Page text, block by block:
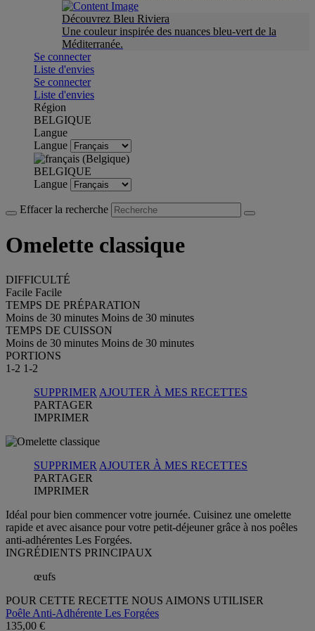
Découvrez Bleu Riviera
Une couleur inspirée des nuances bleu-vert de la
Méditerranée.
Se connecter
Liste d'envies
Se connecter
Liste d'envies
Région
BELGIQUE
Langue
Langue
BELGIQUE
Langue
Effacer la recherche
Omelette classique
DIFFICULTÉ
Facile Facile
TEMPS DE PRÉPARATION
Moins de 30 minutes Moins de 30 minutes
TEMPS DE CUISSON
Moins de 30 minutes Moins de 30 minutes
PORTIONS
1-2 1-2
SUPPRIMER AJOUTER À MES RECETTES
PARTAGER
IMPRIMER
SUPPRIMER AJOUTER À MES RECETTES
PARTAGER
IMPRIMER
Idéal pour bien commencer votre journée. Cuisinez une omelette
rapide et avec aisance pour votre petit-déjeuner grâce à nos poêles
anti-adhérentes Les Forgées.
INGRÉDIENTS PRINCIPAUX
œufs
POUR CETTE RECETTE NOUS AIMONS UTILISER
Poêle Anti-Adhérente Les Forgées
135,00 €